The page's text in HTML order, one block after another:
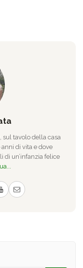
sul tavolo della casa
di vita e dove
di un’infanzia felice